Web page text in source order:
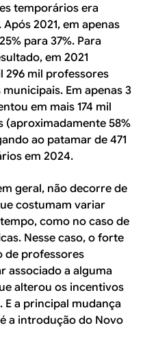
temporários era
2021, em apenas
para 37%. Para
em 2021
296 mil professores
Em apenas 3
em mais 174 mil
58%
ao patamar de 471
em 2024.
geral, não decorre de
costumam variar
como no caso de
Nesse caso, o forte
de professores
associado a alguma
alterou os incentivos
a principal mudança
a introdução do Novo